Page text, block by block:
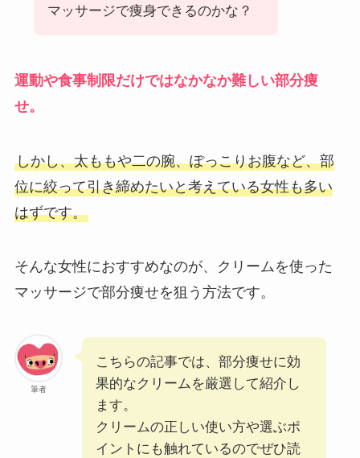
マッサージで痩身できるのかな？
運動や食事制限だけではなかなか難しい部分痩
せ。
しかし、太ももや二の腕、ぽっこりお腹など、部
位に絞って引き締めたいと考えている女性も多い
はずです。
そんな女性におすすめなのが、クリームを使った
マッサージで部分痩せを狙う方法です。
筆者
こちらの記事では、部分痩せに効
果的なクリームを厳選して紹介し
ます。
クリームの正しい使い方や選ぶポ
イントにも触れているのでぜひ読